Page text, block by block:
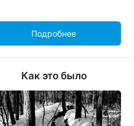
Подробнее
Как это было